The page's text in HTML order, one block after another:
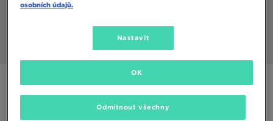
osobních údajů.
Nastavit
Odmítnout všechny
OK